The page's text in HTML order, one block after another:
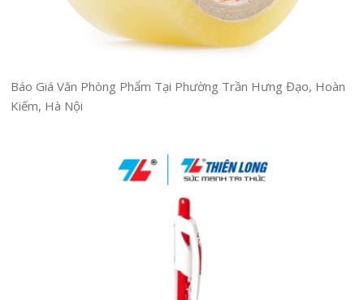
Báo Giá Văn Phòng Phẩm Tại Phường Trần Hưng Đạo, Hoàn
Kiếm, Hà Nội